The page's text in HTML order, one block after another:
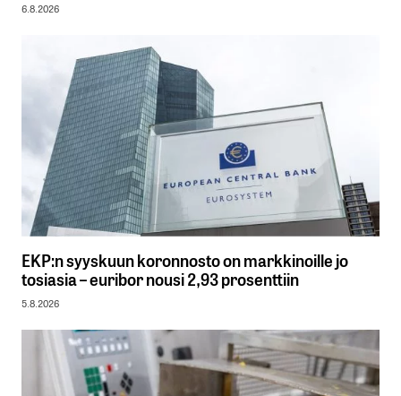
6.8.2026
EKP:n syyskuun koronnosto on markkinoille jo
tosiasia – euribor nousi 2,93 prosenttiin
5.8.2026